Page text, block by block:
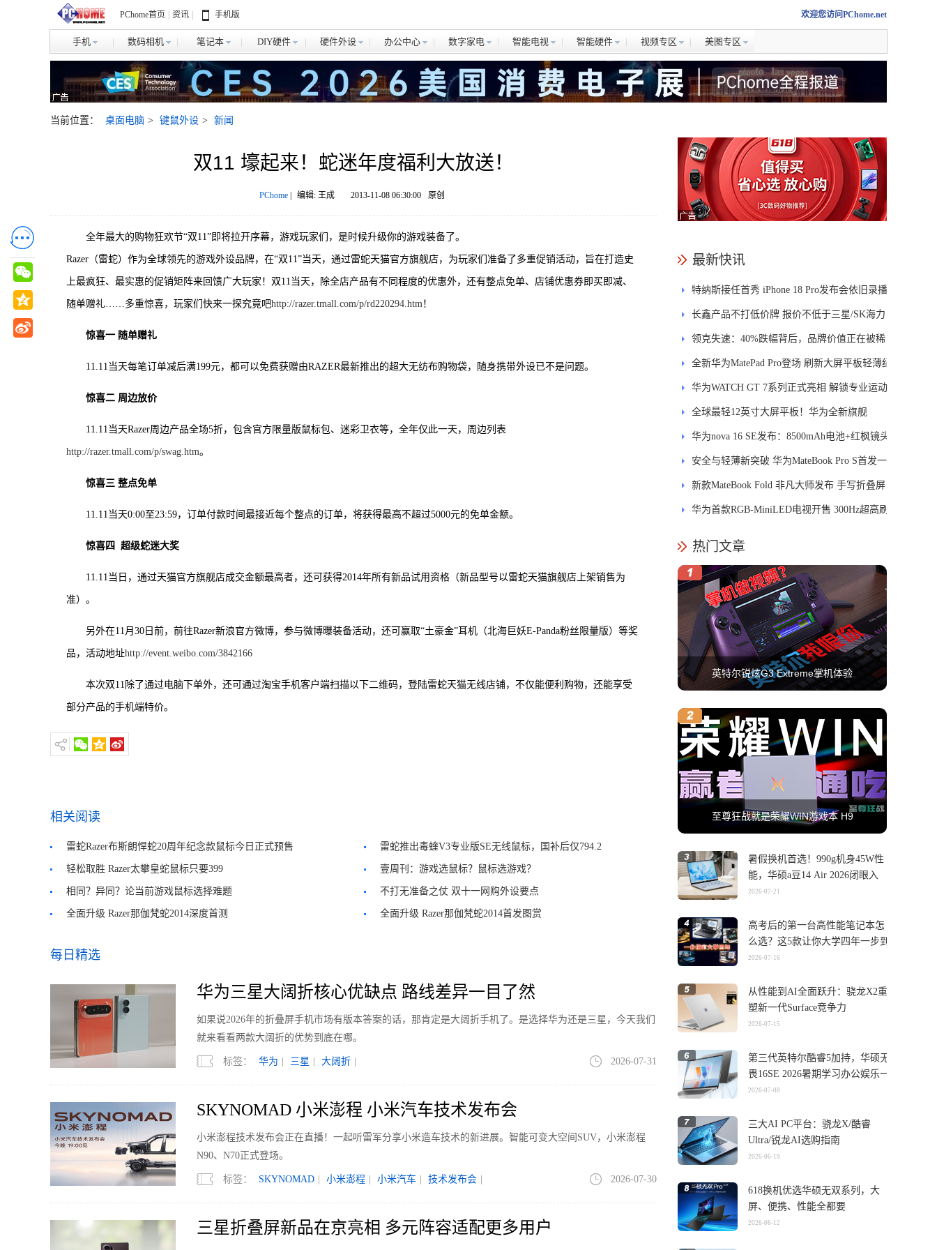
PChome首页 资讯 手机版 欢迎您访问PChome.net
手机 数码相机 笔记本 DIY硬件 硬件外设 办公中心 数字家电 智能电视 智能硬件 视频专区 美图专区
当前位置： 桌面电脑 > 键鼠外设 > 新闻
双11 壕起来！蛇迷年度福利大放送！
PChome| 编辑: 王成 2013-11-08 06:30:00 原创
全年最大的购物狂欢节“双11”即将拉开序幕，游戏玩家们，是时候升级你的游戏装备了。
Razer（雷蛇）作为全球领先的游戏外设品牌，在“双11”当天，通过雷蛇天猫官方旗舰店，为玩家们准备了多重促销活动，旨在打造史
上最疯狂、最实惠的促销矩阵来回馈广大玩家！双11当天，除全店产品有不同程度的优惠外，还有整点免单、店铺优惠券即买即减、
随单赠礼……多重惊喜，玩家们快来一探究竟吧http://razer.tmall.com/p/rd220294.htm！
惊喜一 随单赠礼
11.11当天每笔订单减后满199元，都可以免费获赠由RAZER最新推出的超大无纺布购物袋，随身携带外设已不是问题。
惊喜二 周边放价
11.11当天Razer周边产品全场5折，包含官方限量版鼠标包、迷彩卫衣等，全年仅此一天，周边列表
http://razer.tmall.com/p/swag.htm。
惊喜三 整点免单
11.11当天0:00至23:59，订单付款时间最接近每个整点的订单，将获得最高不超过5000元的免单金额。
惊喜四 超级蛇迷大奖
11.11当日，通过天猫官方旗舰店成交金额最高者，还可获得2014年所有新品试用资格（新品型号以雷蛇天猫旗舰店上架销售为
准）。
另外在11月30日前，前往Razer新浪官方微博，参与微博曝装备活动，还可赢取“土豪金”耳机（北海巨妖E-Panda粉丝限量版）等奖
品，活动地址http://event.weibo.com/3842166
本次双11除了通过电脑下单外，还可通过淘宝手机客户端扫描以下二维码，登陆雷蛇天猫无线店铺，不仅能便利购物，还能享受
部分产品的手机端特价。
相关阅读
雷蛇Razer布斯朗悍蛇20周年纪念款鼠标今日正式预售 雷蛇推出毒蝰V3专业版SE无线鼠标，国补后仅794.2
元
轻松取胜 Razer太攀皇蛇鼠标只要399 壹周刊：游戏选鼠标？鼠标选游戏？
相同？异同？论当前游戏鼠标选择难题 不打无准备之仗 双十一网购外设要点
全面升级 Razer那伽梵蛇2014深度首测 全面升级 Razer那伽梵蛇2014首发图赏
每日精选
华为三星大阔折核心优缺点 路线差异一目了然
如果说2026年的折叠屏手机市场有版本答案的话，那肯定是大阔折手机了。是选择华为还是三星，今天我们
就来看看两款大阔折的优势到底在哪。
标签： 华为 三星 大阔折 2026-07-31
SKYNOMAD 小米澎程 小米汽车技术发布会
小米澎程技术发布会正在直播！一起听雷军分享小米造车技术的新进展。智能可变大空间SUV，小米澎程
N90、N70正式登场。
标签： SKYNOMAD 小米澎程 小米汽车 技术发布会 2026-07-30
三星折叠屏新品在京亮相 多元阵容适配更多用户
最新快讯
特纳斯接任首秀 iPhone 18 Pro发布会依旧录播
长鑫产品不打低价牌 报价不低于三星/SK海力
士
领克失速：40%跌幅背后，品牌价值正在被稀
释
全新华为MatePad Pro登场 刷新大屏平板轻薄纪
录
华为WATCH GT 7系列正式亮相 解锁专业运动
新体验
全球最轻12英寸大屏平板！华为全新旗舰
MatePad Pro正式发布
华为nova 16 SE发布：8500mAh电池+红枫镜头
安全与轻薄新突破 华为MateBook Pro S首发一
区双像素技术防窥屏
新款MateBook Fold 非凡大师发布 手写折叠屏
引领PC交互新体验
华为首款RGB-MiniLED电视开售 300Hz超高刷
热门文章
英特尔锐炫G3 Extreme掌机体验
至尊狂战就是荣耀WIN游戏本 H9
暑假换机首选！990g机身45W性
能，华硕a豆14 Air 2026闭眼入
2026-07-21
高考后的第一台高性能笔记本怎
么选？这5款让你大学四年一步到
位
2026-07-16
从性能到AI全面跃升：骁龙X2重
塑新一代Surface竞争力
2026-07-15
第三代英特尔酷睿5加持，华硕无
畏16SE 2026暑期学习办公娱乐一
机搞定
2026-07-08
三大AI PC平台：骁龙X/酷睿
Ultra/锐龙AI选购指南
2026-06-19
618换机优选华硕无双系列，大
屏、便携、性能全都要
2026-06-12